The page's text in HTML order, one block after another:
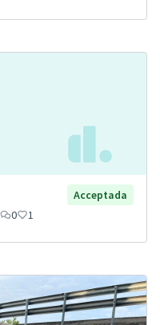
Acceptada
0 1